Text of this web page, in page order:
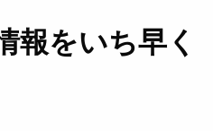
報をいち早く